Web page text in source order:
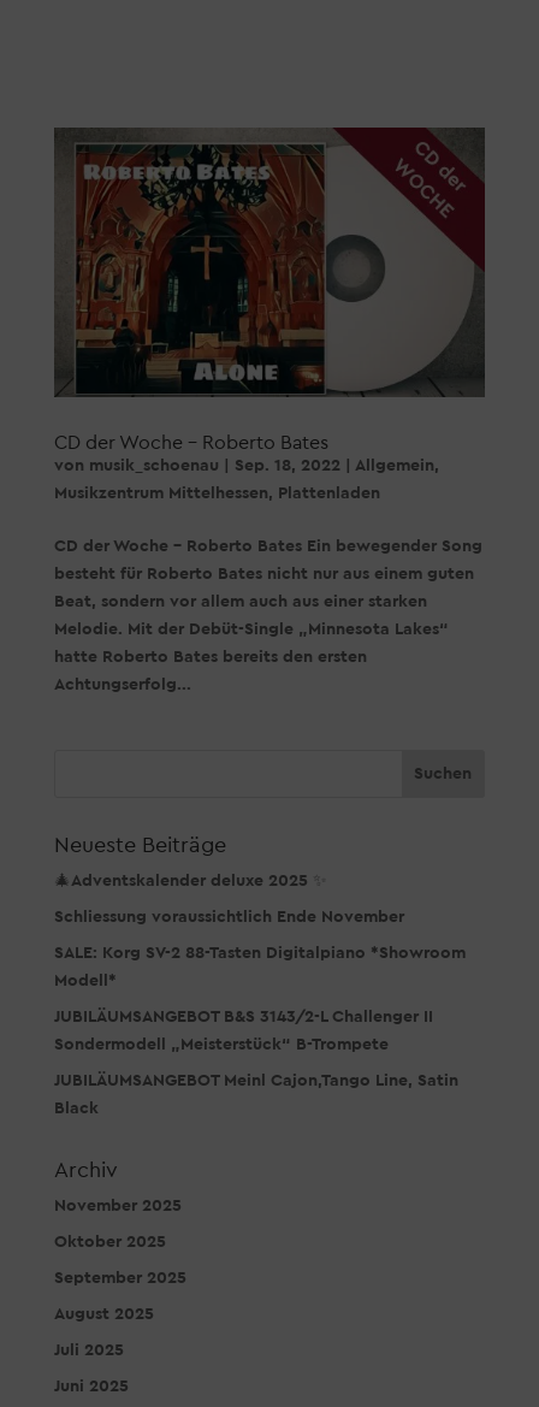
CD der Woche – Roberto Bates
von musik_schoenau Sep. 18, 2022 Allgemein,
Musikzentrum Mittelhessen, Plattenladen
CD der Woche – Roberto Bates Ein bewegender Song
besteht für Roberto Bates nicht nur aus einem guten
Beat, sondern vor allem auch aus einer starken
Melodie. Mit der Debüt-Single „Minnesota Lakes“
hatte Roberto Bates bereits den ersten
Achtungserfolg...
Neueste Beiträge
🎄Adventskalender deluxe 2025 ✨
Schliessung voraussichtlich Ende November
SALE: Korg SV-2 88-Tasten Digitalpiano *Showroom
Modell*
JUBILÄUMSANGEBOT B&S 3143/2-L Challenger II
Sondermodell „Meisterstück“ B-Trompete
JUBILÄUMSANGEBOT Meinl Cajon,Tango Line, Satin
Black
Archiv
November 2025
Oktober 2025
September 2025
August 2025
Juli 2025
Juni 2025